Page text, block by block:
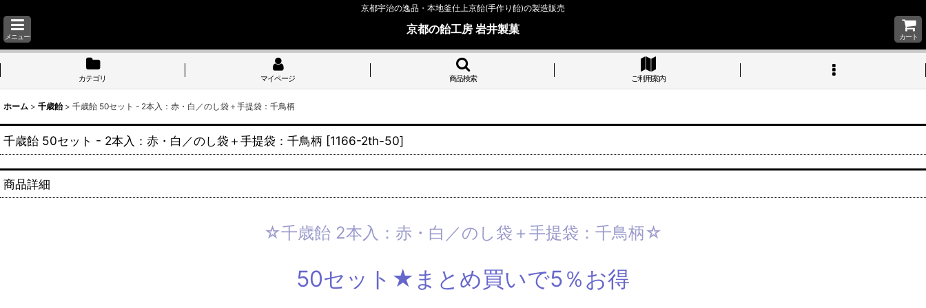
京都宇治の逸品・本地釜仕上京飴(手作り飴)の製造販売
メニュー
京都の飴工房 岩井製菓
カート
カテゴリ マイページ 商品検索 ご利用案内
ホーム > 千歳飴 > 千歳飴 50セット - 2本入：赤・白／のし袋＋手提袋：千鳥柄
千歳飴 50セット - 2本入：赤・白／のし袋＋手提袋：千鳥柄 [1166-2th-50]
商品詳細
☆千歳飴 2本入：赤・白／のし袋＋手提袋：千鳥柄☆
50セット★まとめ買いで5％お得